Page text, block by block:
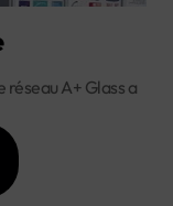
réseau A+ Glass a